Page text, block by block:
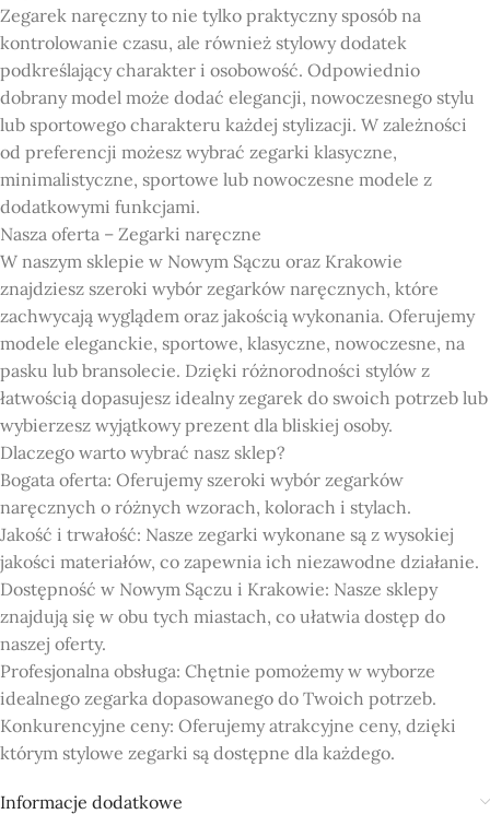
Zegarek naręczny to nie tylko praktyczny sposób na
kontrolowanie czasu, ale również stylowy dodatek
podkreślający charakter i osobowość. Odpowiednio
dobrany model może dodać elegancji, nowoczesnego stylu
lub sportowego charakteru każdej stylizacji. W zależności
od preferencji możesz wybrać zegarki klasyczne,
minimalistyczne, sportowe lub nowoczesne modele z
dodatkowymi funkcjami.
Nasza oferta – Zegarki naręczne
W naszym sklepie w Nowym Sączu oraz Krakowie
znajdziesz szeroki wybór zegarków naręcznych, które
zachwycają wyglądem oraz jakością wykonania. Oferujemy
modele eleganckie, sportowe, klasyczne, nowoczesne, na
pasku lub bransolecie. Dzięki różnorodności stylów z
łatwością dopasujesz idealny zegarek do swoich potrzeb lub
wybierzesz wyjątkowy prezent dla bliskiej osoby.
Dlaczego warto wybrać nasz sklep?
Bogata oferta: Oferujemy szeroki wybór zegarków
naręcznych o różnych wzorach, kolorach i stylach.
Jakość i trwałość: Nasze zegarki wykonane są z wysokiej
jakości materiałów, co zapewnia ich niezawodne działanie.
Dostępność w Nowym Sączu i Krakowie: Nasze sklepy
znajdują się w obu tych miastach, co ułatwia dostęp do
naszej oferty.
Profesjonalna obsługa: Chętnie pomożemy w wyborze
idealnego zegarka dopasowanego do Twoich potrzeb.
Konkurencyjne ceny: Oferujemy atrakcyjne ceny, dzięki
którym stylowe zegarki są dostępne dla każdego.
Informacje dodatkowe